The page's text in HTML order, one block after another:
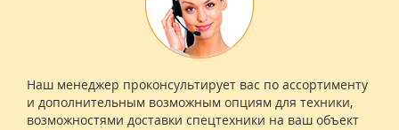
Наш менеджер проконсультирует вас по ассортименту
и дополнительным возможным опциям для техники,
возможностями доставки спецтехники на ваш объект